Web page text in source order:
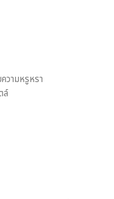
วามหรูหรา
ล์